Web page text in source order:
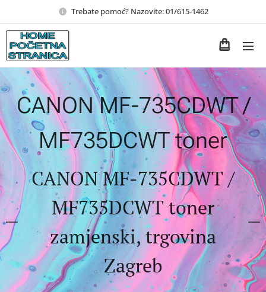
Trebate pomoć? Nazovite: 01/615-1462
CANON MF-735CDWT /
MF735DCWT toner
CANON MF-735CDWT /
MF735DCWT toner
zamjenski, trgovina
Zagreb